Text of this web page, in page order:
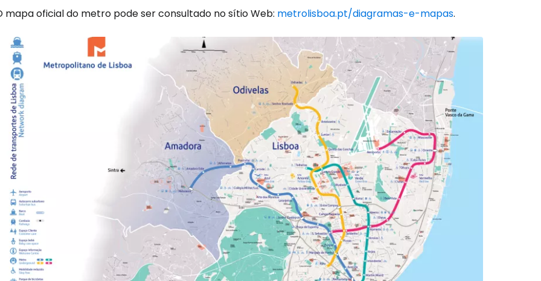
mapa oficial do metro pode ser consultado no sítio Web: metrolisboa.pt/diagramas-e-mapas.